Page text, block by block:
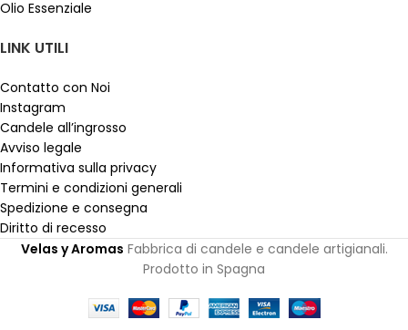
Olio Essenziale
LINK UTILI
Contatto con Noi
Instagram
Candele all’ingrosso
Avviso legale
Informativa sulla privacy
Termini e condizioni generali
Spedizione e consegna
Diritto di recesso
Velas y Aromas Fabbrica di candele e candele artigianali.
Prodotto in Spagna